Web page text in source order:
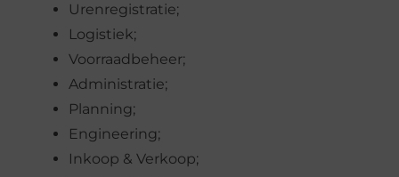
Urenregistratie;
Logistiek;
Voorraadbeheer;
Administratie;
Planning;
Engineering;
Inkoop & Verkoop;